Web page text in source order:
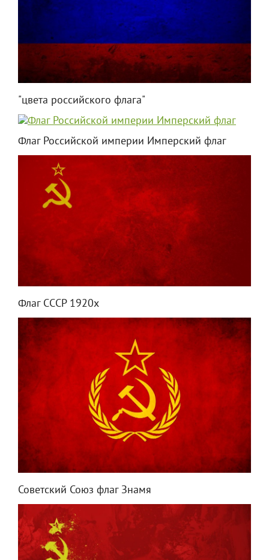
"цвета российского флага"
Флаг Российской империи Имперский флаг
Флаг СССР 1920х
Советский Союз флаг Знамя